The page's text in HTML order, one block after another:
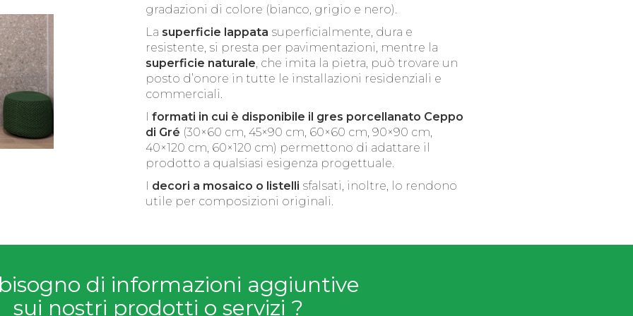
gradazioni di colore (bianco, grigio e nero).
La superficie lappata superficialmente, dura e
resistente, si presta per pavimentazioni, mentre la
superficie naturale, che imita la pietra, può trovare un
posto d’onore in tutte le installazioni residenziali e
commerciali.
formati in cui è disponibile il gres porcellanato Ceppo
di Gré (30×60 cm, 45×90 cm, 60×60 cm, 90×90 cm,
40×120 cm, 60×120 cm) permettono di adattare il
prodotto a qualsiasi esigenza progettuale.
decori a mosaico o listelli sfalsati, inoltre, lo rendono
utile per composizioni originali.
di informazioni aggiuntive
sui nostri prodotti o servizi ?